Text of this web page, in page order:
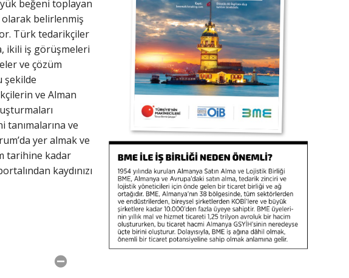
beğeni toplayan
belirlenmiş
Türk tedarikçiler
ikili iş görüşmeleri
ve çözüm
şekilde
ve Alman
ve
yer almak ve
tarihine kadar
kaydınızı